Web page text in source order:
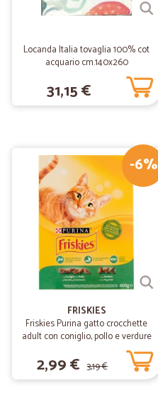
Locanda Italia tovaglia 100% cot
acquario cm.140x260
31,15 €
-6%
FRISKIES
Friskies Purina gatto crocchette
adult con coniglio, pollo e verdure
2,99 € 3,19 €